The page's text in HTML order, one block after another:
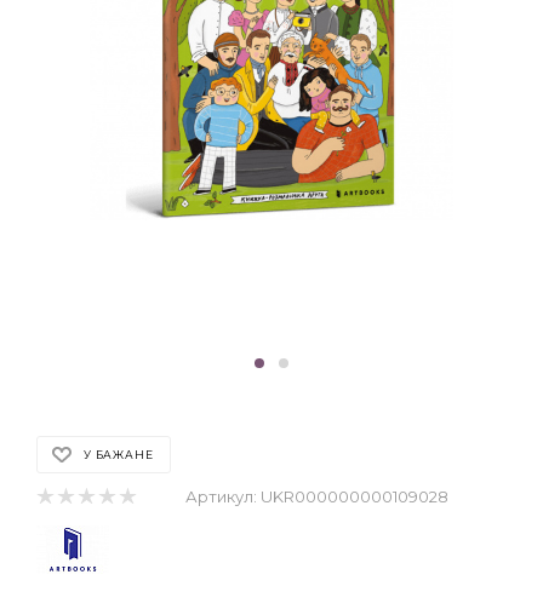
У БАЖАНЕ
Артикул: UKR000000000109028